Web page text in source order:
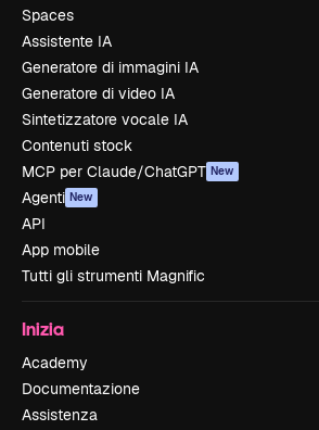
Spaces
Assistente IA
Generatore di immagini IA
Generatore di video IA
Sintetizzatore vocale IA
Contenuti stock
MCP per Claude/ChatGPT New
Agenti New
API
App mobile
Tutti gli strumenti Magnific
Inizia
Academy
Documentazione
Assistenza